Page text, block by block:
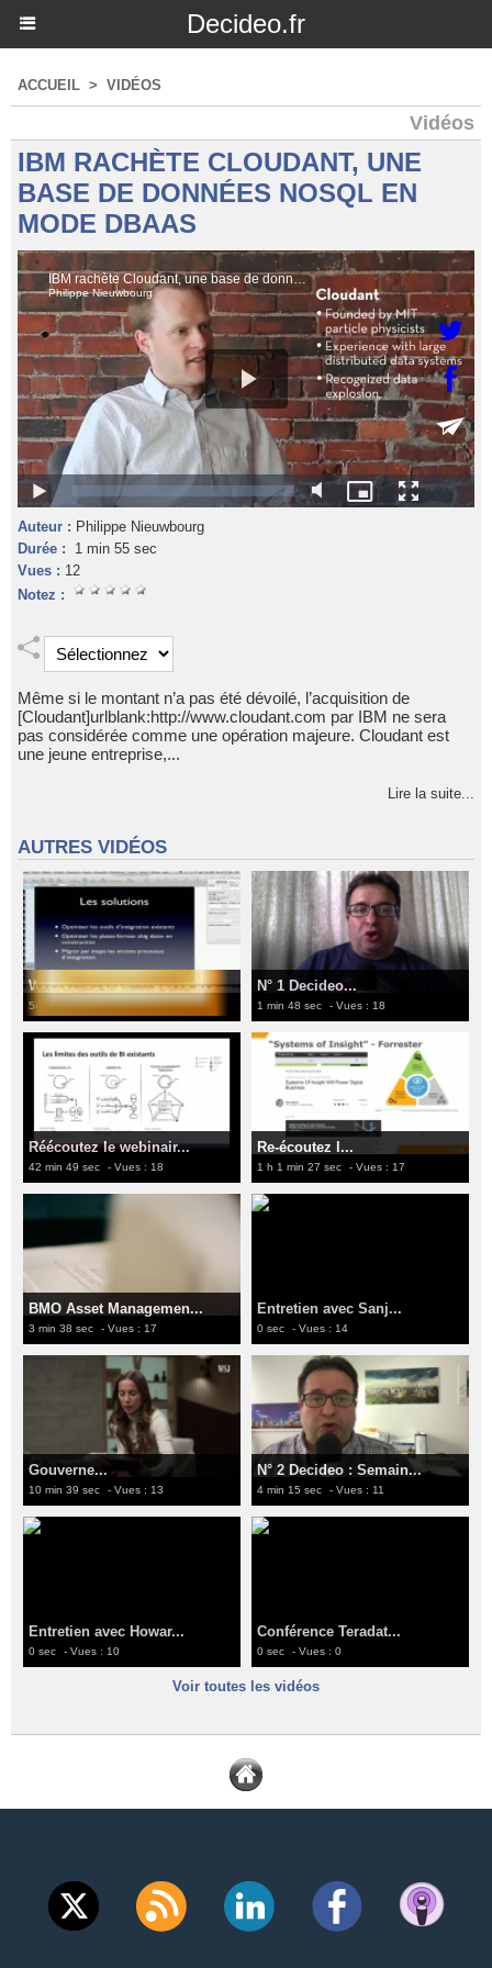
Decideo.fr
ACCUEIL > VIDÉOS
Vidéos
IBM RACHÈTE CLOUDANT, UNE
BASE DE DONNÉES NOSQL EN
MODE DBAAS
Auteur : Philippe Nieuwbourg
Durée :
1 min 55 sec
Vues : 12
Notez :
Même si le montant n’a pas été dévoilé, l’acquisition de
[Cloudant]urlblank:http://www.cloudant.com par IBM ne sera
pas considérée comme une opération majeure. Cloudant est
une jeune entreprise,...
Lire la suite...
AUTRES VIDÉOS
Webinaire Decideo...
54 min 10 sec - Vues : 19
N° 1 Decideo...
1 min 48 sec - Vues : 18
Réécoutez le webinair...
42 min 49 sec - Vues : 18
Re-écoutez l...
1 h 1 min 27 sec - Vues : 17
BMO Asset Managemen...
3 min 38 sec - Vues : 17
Entretien avec Sanj...
0 sec - Vues : 14
Gouverne...
10 min 39 sec - Vues : 13
N° 2 Decideo : Semain...
4 min 15 sec - Vues : 11
Entretien avec Howar...
0 sec - Vues : 10
Conférence Teradat...
0 sec - Vues : 0
Voir toutes les vidéos